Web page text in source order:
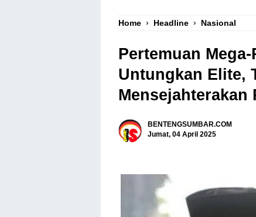
Home › Headline › Nasional
Pertemuan
Untungkan Elite,
Mensejahterakan
BENTENGSUMBAR.COM
Jumat, 04 April 2025